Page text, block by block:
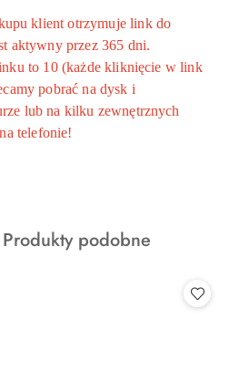
klient otrzymuje link do
aktywny przez 365 dni.
to 10 (każde kliknięcie w link
pobrać na dysk i
lub na kilku zewnętrznych
telefonie!
Produkty
Produkty podobne